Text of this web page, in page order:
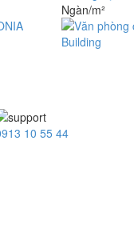
Ngàn/m²
10 55 44